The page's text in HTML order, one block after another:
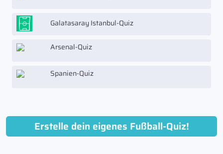
Galatasaray Istanbul-Quiz
Arsenal-Quiz
Spanien-Quiz
Erstelle dein eigenes Fußball-Quiz!